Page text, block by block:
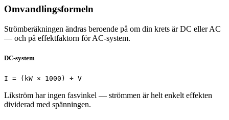
Omvandlingsformeln
Strömberäkningen ändras beroende på om din krets är DC eller AC
— och på effektfaktorn för AC-system.
DC-system
I = (kW × 1000) ÷ V
Likström har ingen fasvinkel — strömmen är helt enkelt effekten
dividerad med spänningen.